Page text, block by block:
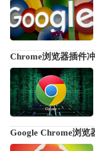
Chrome浏览器插件
Google Chrome浏览